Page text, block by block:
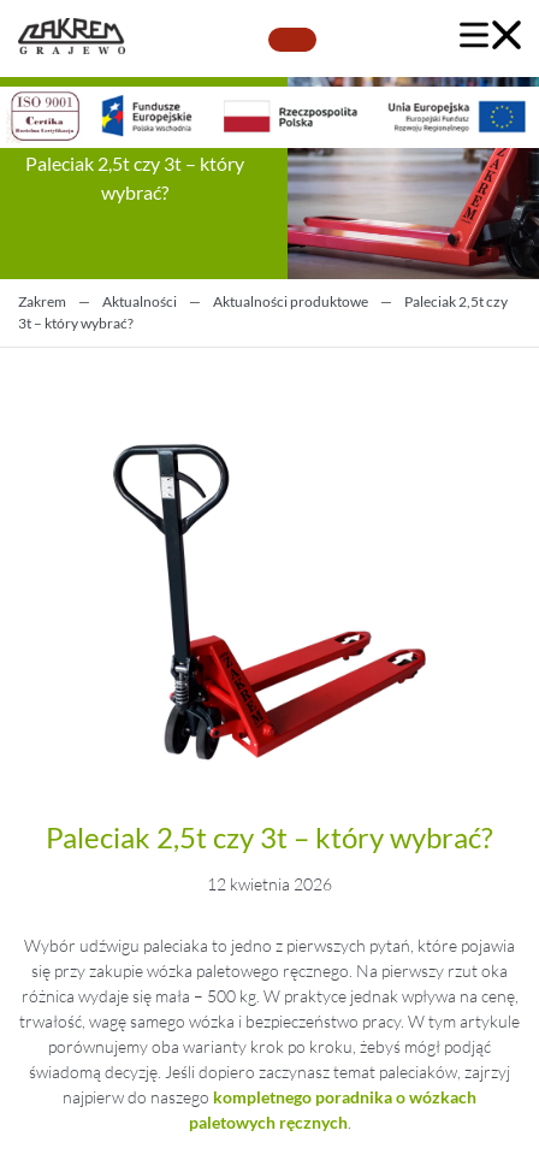
Paleciak 2,5t czy 3t – który
wybrać?
Zakrem — Aktualności — Aktualności produktowe —
Paleciak 2,5t czy
3t – który wybrać?
Paleciak 2,5t czy 3t – który wybrać?
12 kwietnia 2026
Wybór udźwigu paleciaka to jedno z pierwszych pytań, które pojawia
się przy zakupie wózka paletowego ręcznego. Na pierwszy rzut oka
różnica wydaje się mała – 500 kg. W praktyce jednak wpływa na cenę,
trwałość, wagę samego wózka i bezpieczeństwo pracy. W tym artykule
porównujemy oba warianty krok po kroku, żebyś mógł podjąć
świadomą decyzję. Jeśli dopiero zaczynasz temat paleciaków, zajrzyj
najpierw do naszego kompletnego poradnika o wózkach
paletowych ręcznych.